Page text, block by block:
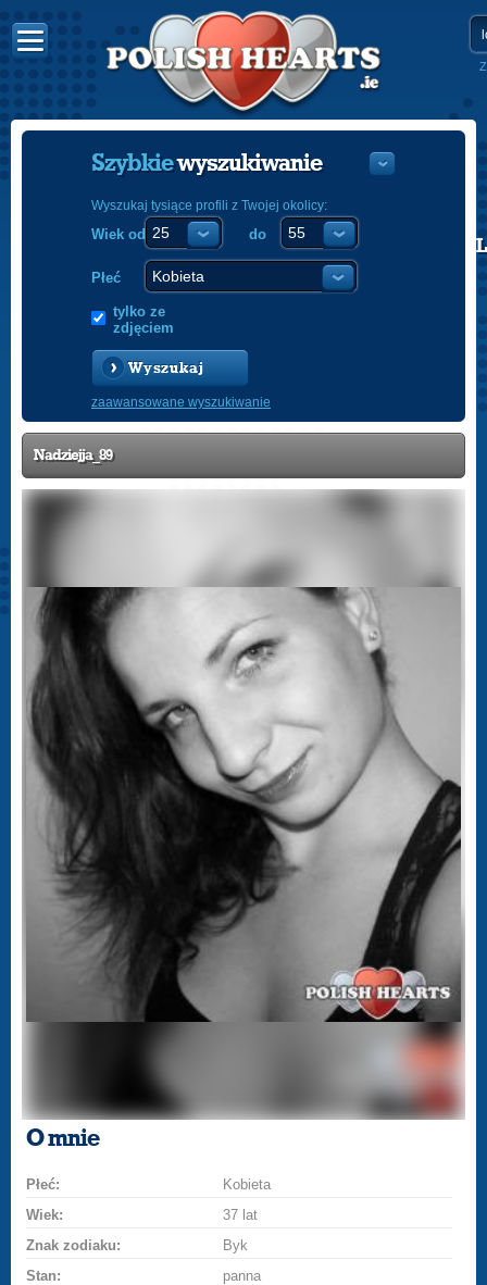
POLISH
Szybkiewyszukiwanie
Wyszukaj tysiące profili z Twojej okolicy:
Wiek od do
Płeć
tylko ze
zdjęciem
Wyszukaj
zaawansowane wyszukiwanie
Nadziejja_89
O mnie
Płeć:
Kobieta
Wiek:
37 lat
Znak zodiaku:
Byk
Stan:
panna